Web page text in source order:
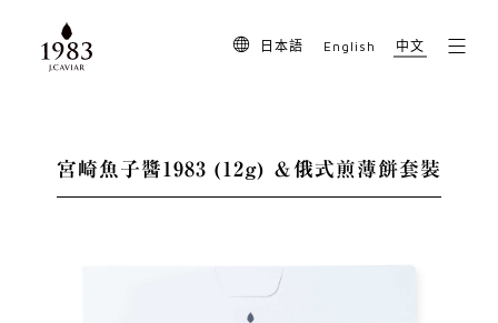
English
日本語 中文
宮崎魚子醬1983 (12g) ＆俄式煎薄餅套裝